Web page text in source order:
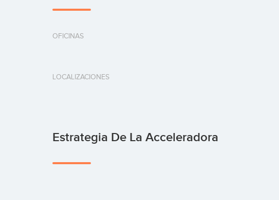
OFICINAS
LOCALIZACIONES
Estrategia De La Acceleradora